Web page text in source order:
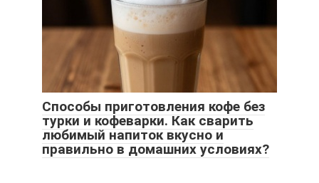
Способы приготовления кофе без
турки и кофеварки. Как сварить
любимый напиток вкусно и
правильно в домашних условиях?